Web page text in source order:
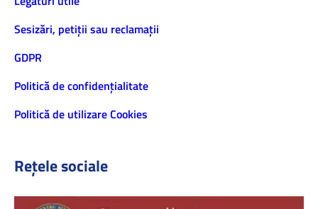
Sesizări, petiţii sau reclamații
GDPR
Politică de confidenţialitate
Politică de utilizare Cookies
Rețele sociale